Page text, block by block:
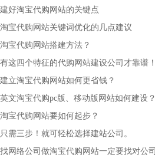
建好淘宝代购网站的关键点
淘宝代购网站关键词优化的几点建议
淘宝代购网站搭建方法？
有这四个特征的代购网站建设公司才靠谱！
建立淘宝代购网站如何更省钱？
英文淘宝代购pc版、移动版网站如何建设？
淘宝代购网站要如何起步？
只需三步！就可轻松选择建站公司。
找网络公司做淘宝代购网站一定要找对公司